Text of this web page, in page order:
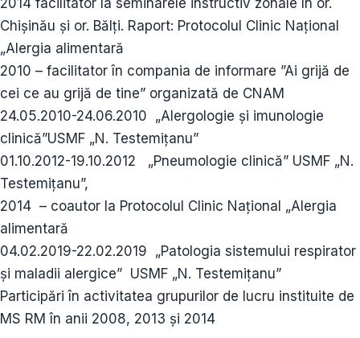
2014 facilitator la seminarele instructiv zonale în or.
Chişinău şi or. Bălţi. Raport: Protocolul Clinic Național
„Alergia alimentară
2010 – facilitator în compania de informare ”Ai grijă de
cei ce au grijă de tine” organizată de CNAM
24.05.2010-24.06.2010 „Alergologie şi imunologie
clinică”USMF „N. Testemiţanu”
01.10.2012-19.10.2012 „Pneumologie clinică” USMF „N.
Testemiţanu”,
2014 – coautor la Protocolul Clinic Național „Alergia
alimentară
04.02.2019-22.02.2019 „Patologia sistemului respirator
și maladii alergice” USMF „N. Testemiţanu”
Participări în activitatea grupurilor de lucru instituite de
MS RM în anii 2008, 2013 şi 2014